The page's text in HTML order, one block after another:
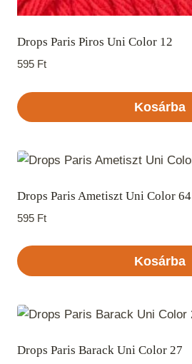
Drops Paris Piros Uni Color 12
595 Ft
Kosárba
Drops Paris Ametiszt Uni Color 64
595 Ft
Kosárba
Drops Paris Barack Uni Color 27